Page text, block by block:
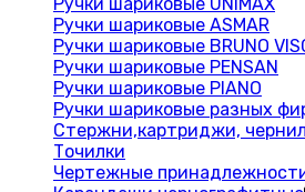
Ручки шариковые ASMAR
Ручки шариковые BRUNO
Ручки шариковые PENSAN
Ручки шариковые PIANO
Ручки шариковые разных
Стержни,картриджи,
Точилки
Чертежные